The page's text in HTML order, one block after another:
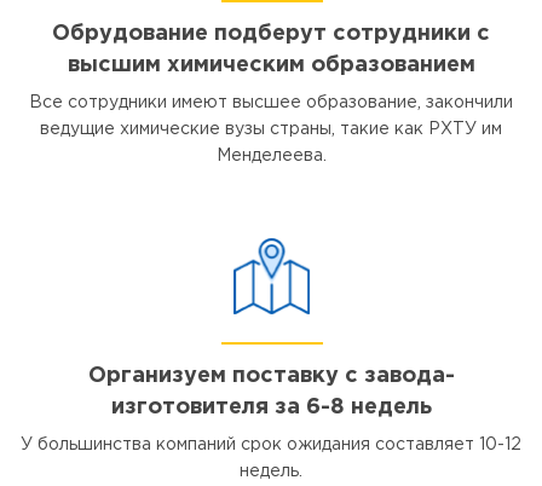
Обрудование подберут сотрудники с
высшим химическим образованием
Все сотрудники имеют высшее образование, закончили
ведущие химические вузы страны, такие как РХТУ им
Менделеева.
Организуем поставку с завода-
изготовителя за 6-8 недель
У большинства компаний срок ожидания составляет 10-12
недель.